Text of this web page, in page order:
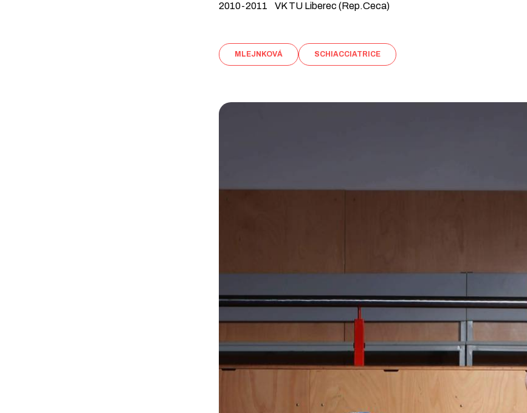
2010-2011 VK TU Liberec (Rep.Ceca)
MLEJNKOVÁ SCHIACCIATRICE